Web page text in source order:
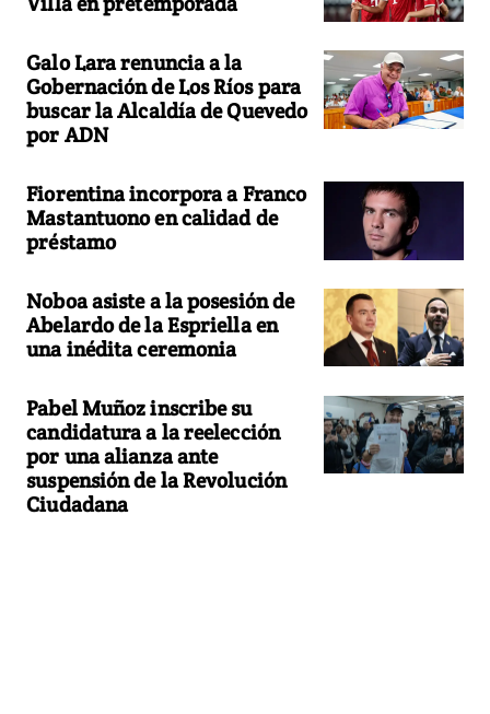
Galo Lara renuncia a la
Gobernación de Los Ríos para
buscar la Alcaldía de Quevedo
por ADN
Fiorentina incorpora a Franco
Mastantuono en calidad de
préstamo
Noboa asiste a la posesión de
Abelardo de la Espriella en
una inédita ceremonia
Pabel Muñoz inscribe su
candidatura a la reelección
por una alianza ante
suspensión de la Revolución
Ciudadana